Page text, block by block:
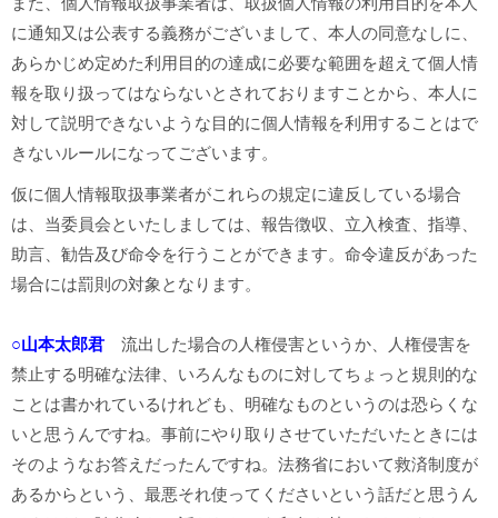
に通知又は公表する義務がございまして、本人の同意なしに、
あらかじめ定めた利用目的の達成に必要な範囲を超えて個人情
報を取り扱ってはならないとされておりますことから、本人に
対して説明できないような目的に個人情報を利用することはで
きないルールになってございます。
仮に個人情報取扱事業者がこれらの規定に違反している場合
は、当委員会といたしましては、報告徴収、立入検査、指導、
助言、勧告及び命令を行うことができます。命令違反があった
場合には罰則の対象となります。
○山本太郎君
流出した場合の人権侵害というか、人権侵害を
禁止する明確な法律、いろんなものに対してちょっと規則的な
ことは書かれているけれども、明確なものというのは恐らくな
いと思うんですね。事前にやり取りさせていただいたときには
そのようなお答えだったんですね。法務省において救済制度が
あるからという、最悪それ使ってくださいという話だと思うん